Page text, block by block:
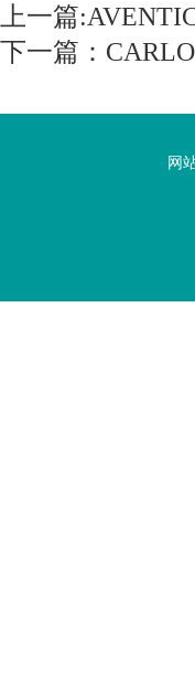
上一篇:
下一篇：
网